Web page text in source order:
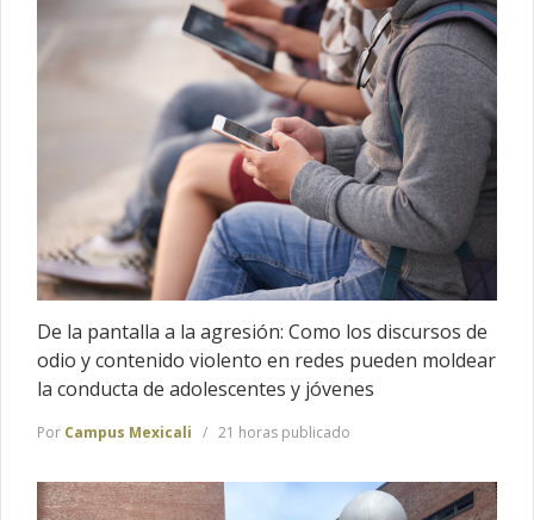
De la pantalla a la agresión: Como los discursos de
odio y contenido violento en redes pueden moldear
la conducta de adolescentes y jóvenes
Por Campus Mexicali 21 horas publicado